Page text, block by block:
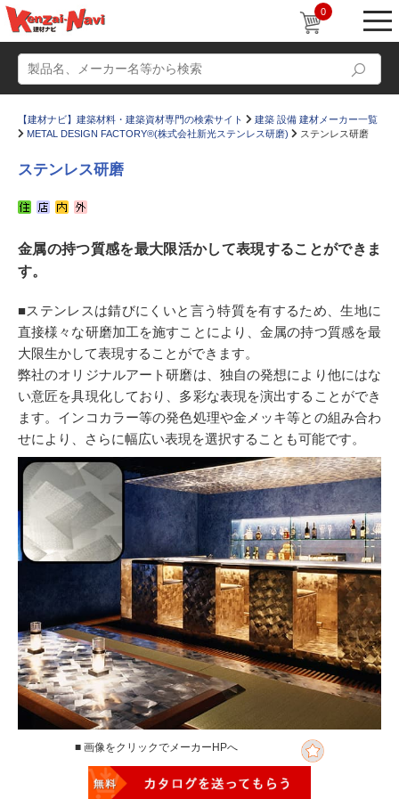
0
かたなび コラム
Q＆A 販売・施工代理店募集
お気に入り
【建材ナビ】建築材料・建築資材専門の検索サイト
建築 設備 建材メーカー一覧
METAL DESIGN FACTORY®(株式会社新光ステンレス研磨)
ステンレス研磨
ステンレス研磨
金属の持つ質感を最大限活かして表現することができま
す。
■ステンレスは錆びにくいと言う特質を有するため、生地に
直接様々な研磨加工を施すことにより、金属の持つ質感を最
大限生かして表現することができます。
弊社のオリジナルアート研磨は、独自の発想により他にはな
い意匠を具現化しており、多彩な表現を演出することができ
ます。インコカラー等の発色処理や金メッキ等との組み合わ
せにより、さらに幅広い表現を選択することも可能です。
■ 画像をクリックでメーカーHPへ